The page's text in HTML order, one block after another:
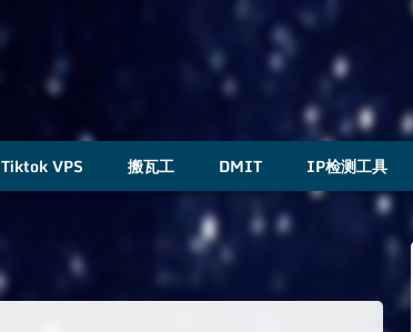
Tiktok VPS 搬瓦工 DMIT IP检测工具